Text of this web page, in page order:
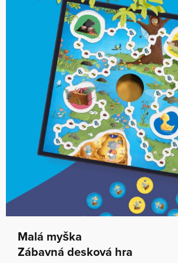
Malá myška
Zábavná desková hra